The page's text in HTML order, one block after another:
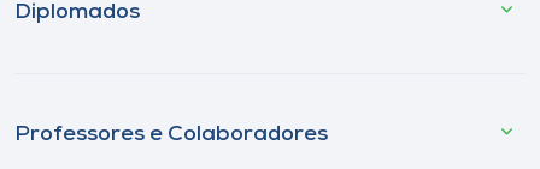
Diplomados
Professores e Colaboradores